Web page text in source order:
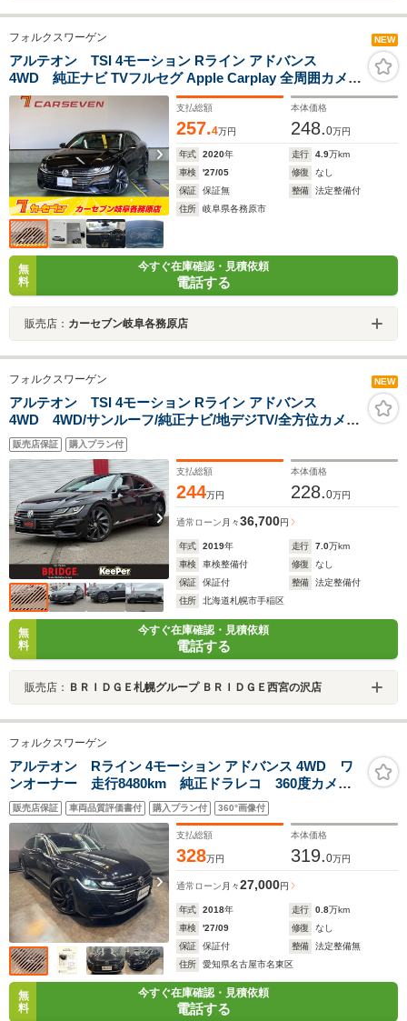
フォルクスワーゲン NEW
アルテオン TSI 4モーション Rライン アドバンス
4WD 純正ナビ TVフルセグ Apple Carplay 全周囲カメラ
ブラインドスポットモニター ACC シートヒーター ディ
ナウディオスピーカー 純正20インチAW ETC2.0
支払総額
257.4万円
本体価格
248.0万円
年式 2020年 走行 4.9万km
車検
'27/05 修復
なし
保証
保証無 整備
法定整備付
住所
岐阜県各務原市
無
料
今すぐ在庫確認・見積依頼
電話する
販売店： カーセブン岐阜各務原店
フォルクスワーゲン NEW
アルテオン TSI 4モーション Rライン アドバンス
4WD 4WD/サンルーフ/純正ナビ/地デジTV/全方位カメ
ラ/シートヒーター/DYNAUDIO/パワーリヤゲート/パワー
シート/パドルシフト/ビルトインETC2.0/スマートキー/オ
ートライト/スペアキー
販売店保証 購入プラン付
支払総額
244万円
本体価格
228.0万円
通常ローン 月々36,700円
年式 2019年 走行 7.0万km
車検
車検整備付 修復
なし
保証
保証付 整備
法定整備付
住所
北海道札幌市手稲区
無
料
今すぐ在庫確認・見積依頼
電話する
販売店： ＢＲＩＤＧＥ札幌グループ ＢＲＩＤＧＥ西宮の沢店
フォルクスワーゲン
アルテオン Rライン 4モーション アドバンス 4WD ワ
ンオーナー 走行8480km 純正ドラレコ 360度カメ
ラ マッサージシート 本革シート/前後シートヒータ
ー ワイヤレスチャージ 電動トランク VWオールイン
セーフティ デジタルメータークラスター
販売店保証 車両品質評価書付 購入プラン付 360°画像付
支払総額
328万円
本体価格
319.0万円
通常ローン 月々27,000円
年式 2018年 走行 0.8万km
車検
'27/09 修復
なし
保証
保証付 整備
法定整備無
住所
愛知県名古屋市名東区
無
料
今すぐ在庫確認・見積依頼
電話する